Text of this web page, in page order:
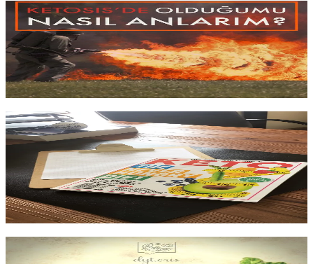
Ketosis'de miyim?
Ketozisegirdiniz mi, girmediniz mi
? Adaptasyon sürecinde
yaşanan belirtiler (olumlu ve olumsuz), vücudunyağ yakımına
geçtiğini gösteren işaretler ve süreci doğru okumanın pratik yolları.
Yazıyı oku 3 dk okuma
Ketojenik Diyet: Bana Göre Mi? Denemeli Mi?
Sağlıklı Mı?
Herkes için değil, ama iştah kontrolünde zorlananlar içingüçlü bir
araçolabilir. Keto'nun gerçek faydaları,bilimsel risklerive hangi
profildeki kişilere önerip hangilerine önermediğim.
Yazıyı oku 3 dk okuma
Ketojenik Diyet 101